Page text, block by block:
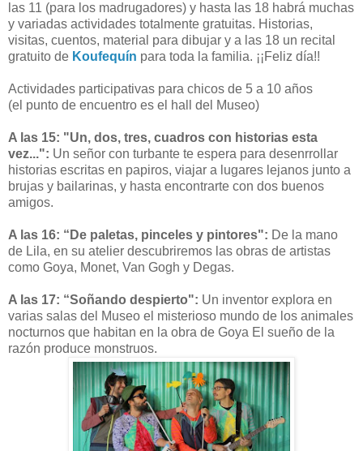
las 11 (para los madrugadores) y hasta las 18 habrá muchas
y variadas actividades totalmente gratuitas. Historias,
visitas, cuentos, material para dibujar y a las 18 un recital
gratuito de Koufequín para toda la familia. ¡¡Feliz día!!
Actividades participativas para chicos de 5 a 10 años
(el punto de encuentro es el hall del Museo)
A las 15: "Un, dos, tres, cuadros con historias esta
vez...": Un señor con turbante te espera para desenrrollar
historias escritas en papiros, viajar a lugares lejanos junto a
brujas y bailarinas, y hasta encontrarte con dos buenos
amigos.
A las 16: “De paletas, pinceles y pintores": De la mano
de Lila, en su atelier descubriremos las obras de artistas
como Goya, Monet, Van Gogh y Degas.
A las 17: “Soñando despierto": Un inventor explora en
varias salas del Museo el misterioso mundo de los animales
nocturnos que habitan en la obra de Goya El sueño de la
razón produce monstruos.